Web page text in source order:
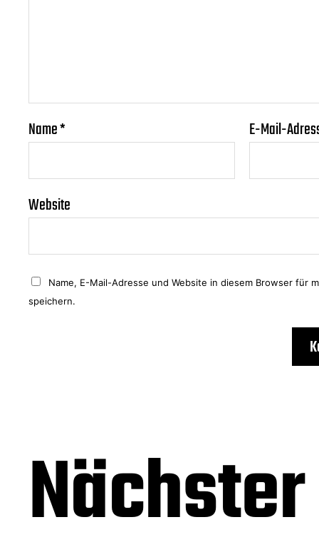
Name* E-Mail-
Website
Name, E-Mail-Adresse und Website in diesem Browser für
speichern.